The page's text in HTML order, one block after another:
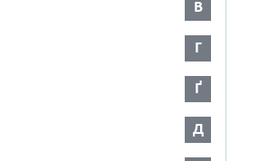
В
Г
Ґ
Д